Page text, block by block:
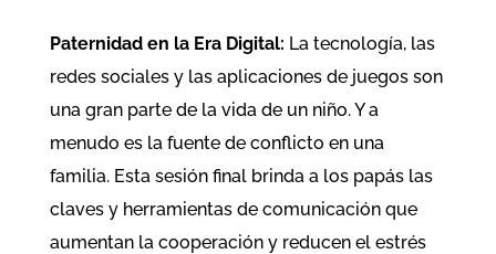
Paternidad en la Era Digital: La tecnología, las
redes sociales y las aplicaciones de juegos son
una gran parte de la vida de un niño. Y a
menudo es la fuente de conflicto en una
familia. Esta sesión final brinda a los papás las
claves y herramientas de comunicación que
aumentan la cooperación y reducen el estrés